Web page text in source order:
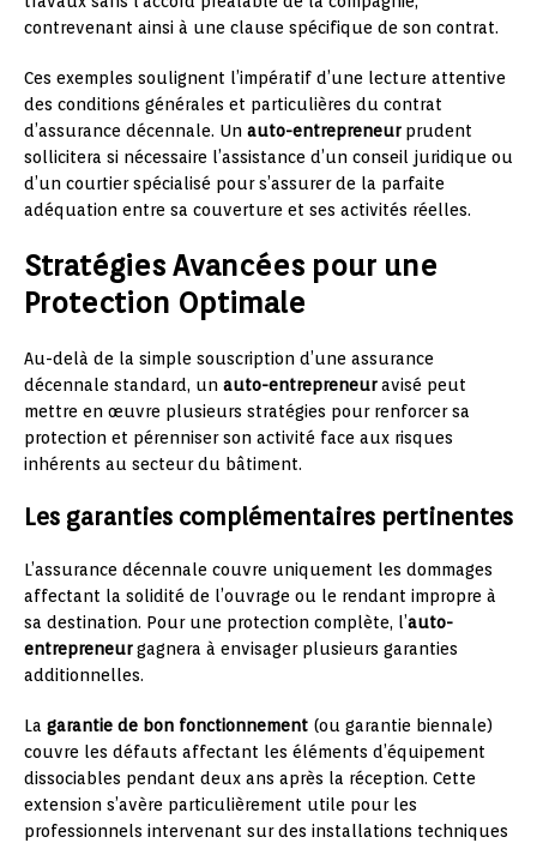
contrevenant ainsi à une clause spécifique de son contrat.
Ces exemples soulignent l’impératif d’une lecture attentive
des conditions générales et particulières du contrat
d’assurance décennale. Un auto-entrepreneurprudent
sollicitera si nécessaire l’assistance d’un conseil juridique ou
d’un courtier spécialisé pour s’assurer de la parfaite
adéquation entre sa couverture et ses activités réelles.
Stratégies Avancées pour une
Protection Optimale
Au-delà de la simple souscription d’une assurance
décennale standard, un auto-entrepreneuravisé peut
mettre en œuvre plusieurs stratégies pour renforcer sa
protection et pérenniser son activité face aux risques
inhérents au secteur du bâtiment.
Les garanties complémentaires pertinentes
L’assurance décennale couvre uniquement les dommages
affectant la solidité de l’ouvrage ou le rendant impropre à
sa destination. Pour une protection complète, l’auto-
entrepreneurgagnera à envisager plusieurs garanties
additionnelles.
La garantie de bon fonctionnement (ou garantie biennale)
couvre les défauts affectant les éléments d’équipement
dissociables pendant deux ans après la réception. Cette
extension s’avère particulièrement utile pour les
professionnels intervenant sur des installations techniques